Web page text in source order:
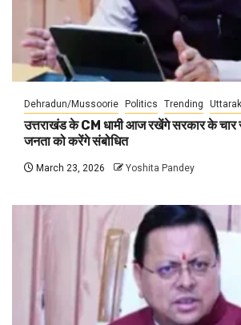
Dehradun/Mussoorie Politics Trending
उत्तराखंड के CM धामी आज रखेंगे सरकार के चार
जनता को करेंगे संबोधित
March 23, 2026 Yoshita Pandey